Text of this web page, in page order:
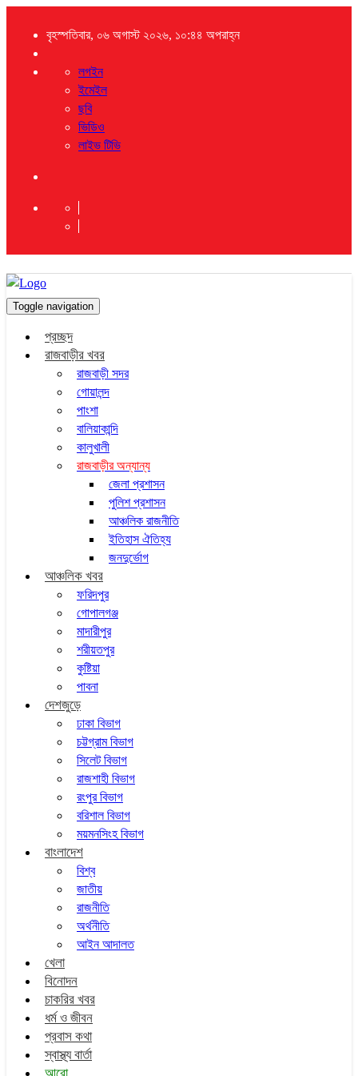
বৃহস্পতিবার, ০৬ অগাস্ট ২০২৬, ১০:৪৪ অপরাহ্ন
লগইন
ইমেইল
ছবি
ভিডিও
লাইভ টিভি
Toggle navigation
প্রচ্ছদ
রাজবাড়ীর খবর
রাজবাড়ী সদর
গোয়ালন্দ
পাংশা
বালিয়াকান্দি
কালুখালী
রাজবাড়ীর অন্যান্য
জেলা প্রশাসন
পুলিশ প্রশাসন
আঞ্চলিক রাজনীতি
ইতিহাস ঐতিহ্য
জনদুর্ভোগ
আঞ্চলিক খবর
ফরিদপুর
গোপালগঞ্জ
মাদারীপুর
শরীয়তপুর
কুষ্টিয়া
পাবনা
দেশজুড়ে
ঢাকা বিভাগ
চট্টগ্রাম বিভাগ
সিলেট বিভাগ
রাজশাহী বিভাগ
রংপুর বিভাগ
বরিশাল বিভাগ
ময়মনসিংহ বিভাগ
বাংলাদেশ
বিশ্ব
জাতীয়
রাজনীতি
অর্থনীতি
আইন আদালত
খেলা
বিনোদন
চাকরির খবর
ধর্ম ও জীবন
প্রবাস কথা
স্বাস্থ্য বার্তা